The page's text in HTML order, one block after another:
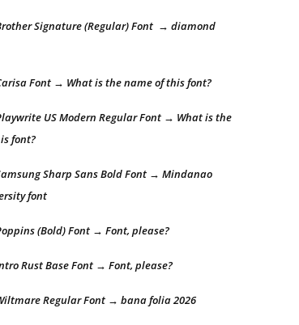
Signature (Regular) Font → diamond
Font → What is the name of this font?
US Modern Regular Font → What is the
font?
Sharp Sans Bold Font → Mindanao
font
(Bold) Font → Font, please?
Rust Base Font → Font, please?
Regular Font → bana folia 2026